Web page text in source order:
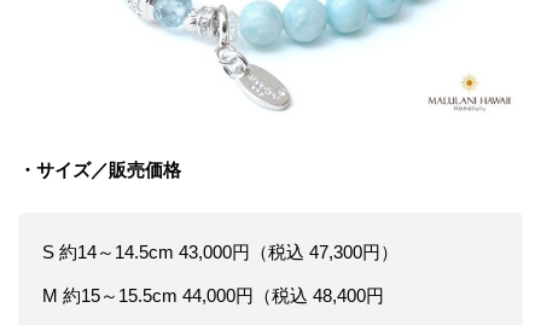
・サイズ／販売価格
S 約14～14.5cm 43,000円（税込 47,300円）
M 約15～15.5cm 44,000円（税込 48,400円